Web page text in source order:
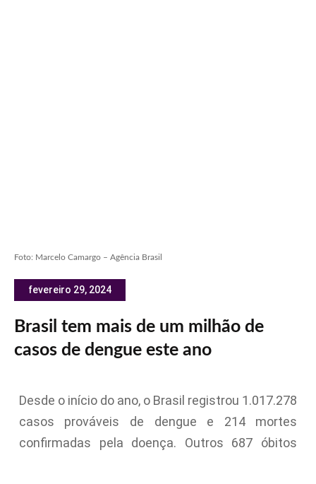
Foto: Marcelo Camargo – Agência Brasil
fevereiro 29, 2024
Brasil tem mais de um milhão de
casos de dengue este ano
Desde o início do ano, o Brasil registrou 1.017.278
casos prováveis de dengue e 214 mortes
confirmadas pela doença. Outros 687 óbitos